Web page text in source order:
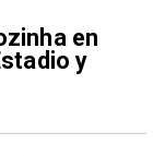
en
y